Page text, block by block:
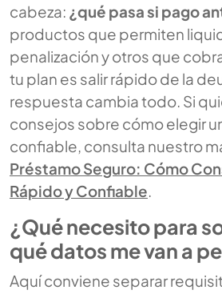
cabeza: ¿qué pasa si pago
productos que permiten
penalización y otros que
tu plan es salir rápido de la
respuesta cambia todo. Si
consejos sobre cómo elegir
confiable, consulta nuestro
Préstamo Seguro: Cómo
Rápido y Confiable.
¿Qué necesito para
qué datos me van a
Aquí conviene separar